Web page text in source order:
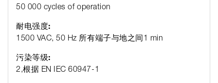
50 000 cycles of operation
耐电强度:
1500 VAC, 50 Hz 所有端子与地之间1 min
污染等级:
2,根据 EN IEC 60947-1